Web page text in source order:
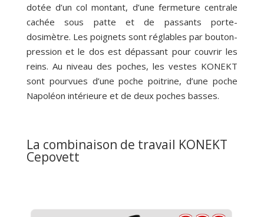
dotée d’un col montant, d’une fermeture centrale
cachée sous patte et de passants porte-
dosimètre. Les poignets sont réglables par bouton-
pression et le dos est dépassant pour couvrir les
reins. Au niveau des poches, les vestes KONEKT
sont pourvues d’une poche poitrine, d’une poche
Napoléon intérieure et de deux poches basses.
La combinaison de travail KONEKT
Cepovett